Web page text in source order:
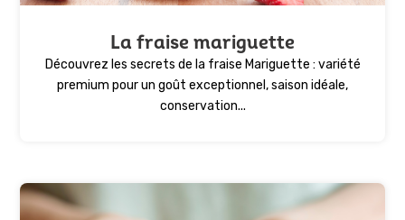
La fraise mariguette
Découvrez les secrets de la fraise Mariguette : variété
premium pour un goût exceptionnel, saison idéale,
conservation...